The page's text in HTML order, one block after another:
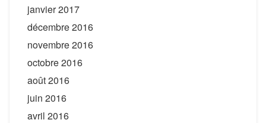
janvier 2017
décembre 2016
novembre 2016
octobre 2016
août 2016
juin 2016
avril 2016